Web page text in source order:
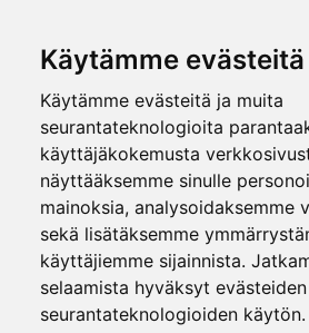
Käytämme evästeitä
Käytämme evästeitä ja muita
seurantateknologioita
käyttäjäkokemusta
näyttääksemme sinulle
mainoksia, analysoidaksemme
sekä lisätäksemme
käyttäjiemme sijainnista.
selaamista hyväksyt
seurantateknologioiden käytön.